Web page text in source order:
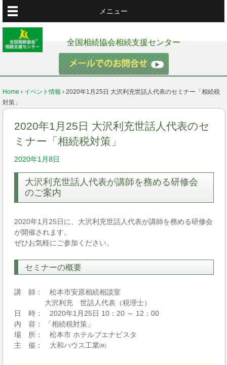
メニュー
全国相続協会相続支援センター
Home › イベント情報 › 2020年1月25日 大沢利充世話人代表のセミナー「相続税
対策」
2020年1月25日 大沢利充世話人代表のセ
ミナー「相続税対策」
2020年1月8日
大沢利充世話人代表が講師を務める研修会
のご案内
2020年1月25日に、大沢利充世話人代表が講師を務める研修会
が開催されます。
ぜひお気軽にご参加ください。
セミナーの概要
講 師： 松本市安原相続相談室
大沢利充 世話人代表（税理士）
日 時： 2020年1月25日 10：20 ～ 12：00
内 容： 「相続税対策」
場 所： 松本市 ホテルブエナビスタ
主 催： 大和ハウス工業㈱